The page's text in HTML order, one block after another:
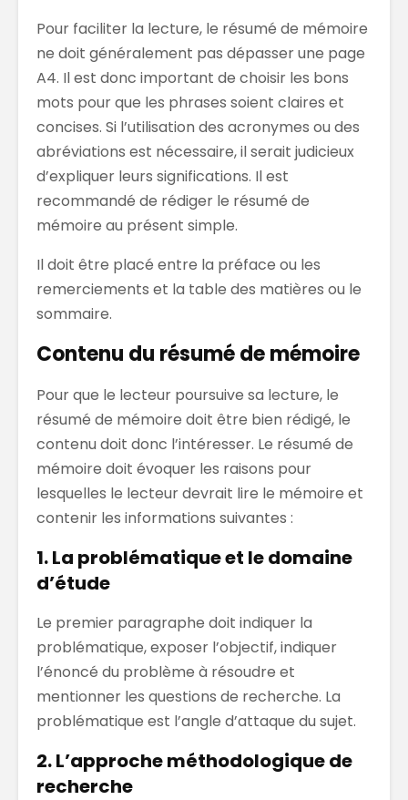
Pour faciliter la lecture, le résumé de mémoire
ne doit généralement pas dépasser une page
A4. Il est donc important de choisir les bons
mots pour que les phrases soient claires et
concises. Si l’utilisation des acronymes ou des
abréviations est nécessaire, il serait judicieux
d’expliquer leurs significations. Il est
recommandé de rédiger le résumé de
mémoire au présent simple.
Il doit être placé entre la préface ou les
remerciements et la table des matières ou le
sommaire.
Contenu du résumé de mémoire
Pour que le lecteur poursuive sa lecture, le
résumé de mémoire doit être bien rédigé, le
contenu doit donc l’intéresser. Le résumé de
mémoire doit évoquer les raisons pour
lesquelles le lecteur devrait lire le mémoire et
contenir les informations suivantes :
1. La problématique et le domaine
d’étude
Le premier paragraphe doit indiquer la
problématique, exposer l’objectif, indiquer
l’énoncé du problème à résoudre et
mentionner les questions de recherche. La
problématique est l’angle d’attaque du sujet.
2. L’approche méthodologique de
recherche